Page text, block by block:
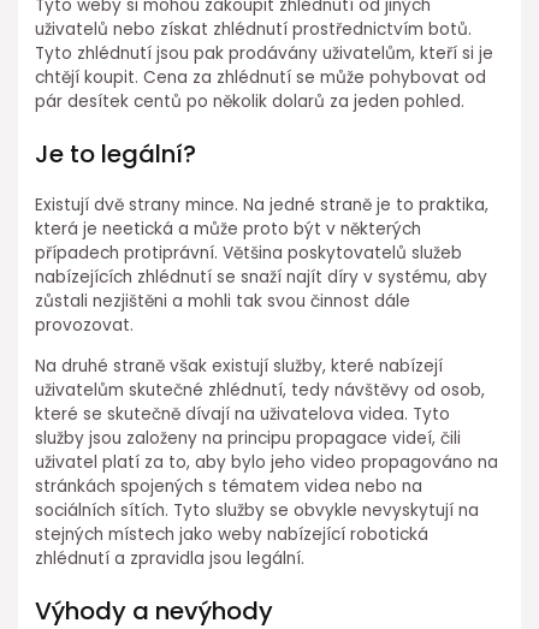
Tyto weby si mohou zakoupit zhlédnutí od jiných
uživatelů nebo získat zhlédnutí prostřednictvím botů.
Tyto zhlédnutí jsou pak prodávány uživatelům, kteří si je
chtějí koupit. Cena za zhlédnutí se může pohybovat od
pár desítek centů po několik dolarů za jeden pohled.
Je to legální?
Existují dvě strany mince. Na jedné straně je to praktika,
která je neetická a může proto být v některých
případech protiprávní. Většina poskytovatelů služeb
nabízejících zhlédnutí se snaží najít díry v systému, aby
zůstali nezjištěni a mohli tak svou činnost dále
provozovat.
Na druhé straně však existují služby, které nabízejí
uživatelům skutečné zhlédnutí, tedy návštěvy od osob,
které se skutečně dívají na uživatelova videa. Tyto
služby jsou založeny na principu propagace videí, čili
uživatel platí za to, aby bylo jeho video propagováno na
stránkách spojených s tématem videa nebo na
sociálních sítích. Tyto služby se obvykle nevyskytují na
stejných místech jako weby nabízející robotická
zhlédnutí a zpravidla jsou legální.
Výhody a nevýhody